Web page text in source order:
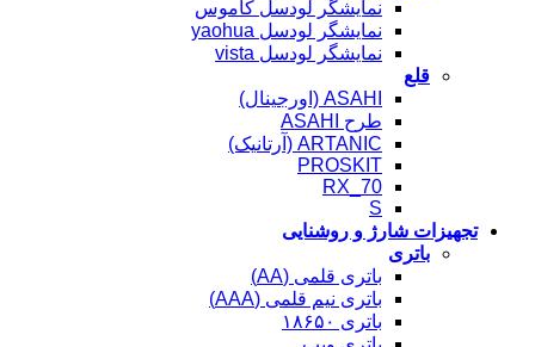
نمایشگر لودسل کاموس
نمایشگر لودسل yaohua
نمایشگر لودسل vista
قلع
ASAHI (اورجینال)
طرح ASAHI
ARTANIC (آرتانیک)
PROSKIT
RX_70
S
تجهیزات شارژ و روشنایی
باتری
باتری قلمی (AA)
باتری نیم قلمی (AAA)
باتری ۱۸۶۵۰